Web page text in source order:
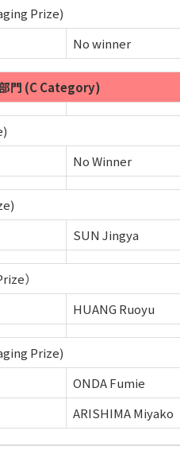
Prize)
No winner
門 (C Category)
No Winner
SUN Jingya
）
HUANG Ruoyu
Prize)
ONDA Fumie
ARISHIMA Miyako